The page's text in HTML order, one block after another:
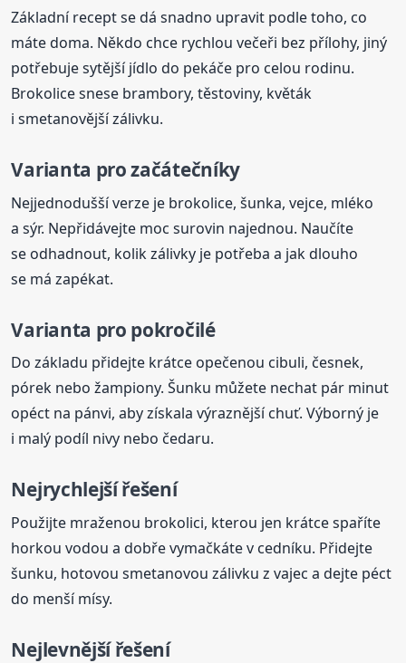
Základní recept se dá snadno upravit podle toho, co
máte doma. Někdo chce rychlou večeři bez přílohy, jiný
potřebuje sytější jídlo do pekáče pro celou rodinu.
Brokolice snese brambory, těstoviny, květák
i smetanovější zálivku.
Varianta pro začátečníky
Nejjednodušší verze je brokolice, šunka, vejce, mléko
a sýr. Nepřidávejte moc surovin najednou. Naučíte
se odhadnout, kolik zálivky je potřeba a jak dlouho
se má zapékat.
Varianta pro pokročilé
Do základu přidejte krátce opečenou cibuli, česnek,
pórek nebo žampiony. Šunku můžete nechat pár minut
opéct na pánvi, aby získala výraznější chuť. Výborný je
i malý podíl nivy nebo čedaru.
Nejrychlejší řešení
Použijte mraženou brokolici, kterou jen krátce spaříte
horkou vodou a dobře vymačkáte v cedníku. Přidejte
šunku, hotovou smetanovou zálivku z vajec a dejte péct
do menší mísy.
Nejlevnější řešení